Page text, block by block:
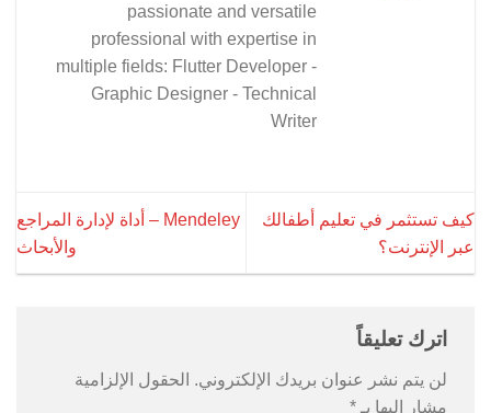
passionate and versatile
professional with expertise in
multiple fields: Flutter Developer -
Graphic Designer - Technical
Writer
كيف تستثمر في تعليم أطفالك
عبر الإنترنت؟
Mendeley – أداة لإدارة المراجع
والأبحاث
اترك تعليقاً
لن يتم نشر عنوان بريدك الإلكتروني. الحقول الإلزامية
مشار إليها بـ *